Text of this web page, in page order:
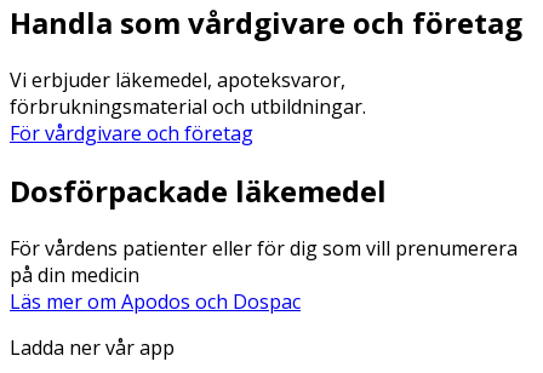
Handla som vårdgivare och företag
Vi erbjuder läkemedel, apoteksvaror,
förbrukningsmaterial och utbildningar.
För vårdgivare och företag
Dosförpackade läkemedel
För vårdens patienter eller för dig som vill prenumerera
på din medicin
Läs mer om Apodos och Dospac
Ladda ner vår app